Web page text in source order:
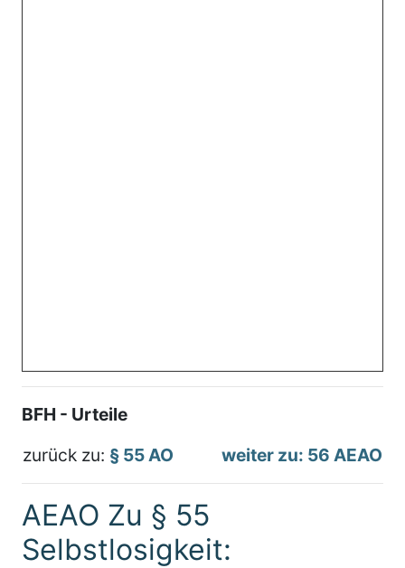
BFH - Urteile
zurück zu: § 55 AO weiter zu: 56 AEAO
AEAO Zu § 55
Selbstlosigkeit: